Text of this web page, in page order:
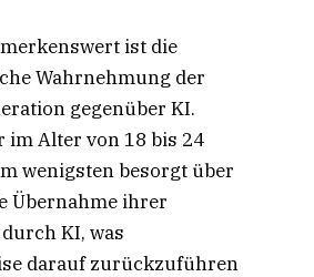
ist die
Wahrnehmung der
gegenüber KI.
im Alter von 18 bis 24
wenigsten besorgt über
Übernahme ihrer
KI, was
darauf zurückzuführen